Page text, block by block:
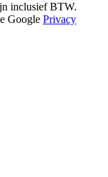
inclusief BTW.
Google Privacy